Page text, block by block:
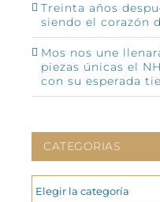
Treinta años
siendo el corazón
Mos nos une
piezas únicas el
con su esperada
CATEGORIAS
CATEGORIAS